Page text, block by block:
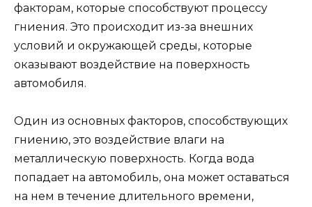
факторам, которые способствуют процессу
гниения. Это происходит из-за внешних
условий и окружающей среды, которые
оказывают воздействие на поверхность
автомобиля.
Один из основных факторов, способствующих
гниению, это воздействие влаги на
металлическую поверхность. Когда вода
попадает на автомобиль, она может оставаться
на нем в течение длительного времени,